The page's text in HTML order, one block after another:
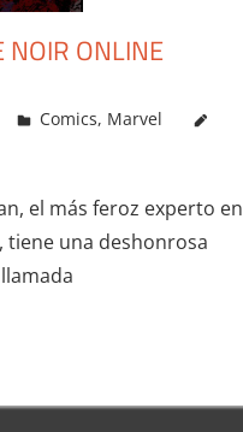
NOIR ONLINE
Carlitox Banana
Comics, Marvel
el más feroz experto en
tiene una deshonrosa